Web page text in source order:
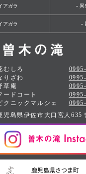
アガラ -異
アガラ -
むしろ
りざわ
草庵
ードコート
クニックマルシェ
児島県伊佐市大口宮人635